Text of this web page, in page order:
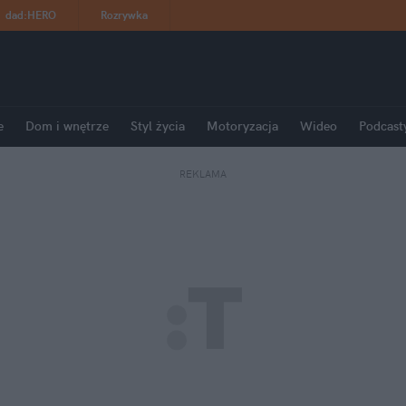
dad:HERO Rozrywka
Dom i wnętrze Styl życia Motoryzacja Wideo
REKLAMA